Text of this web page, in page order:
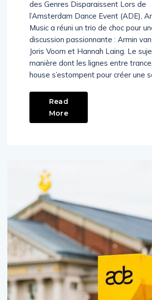
des Genres Disparaissent Lors de
l’Amsterdam Dance Event (ADE),
Music a réuni un trio de choc pour
discussion passionnante : Armin
Joris Voorn et Hannah Laing. Le
manière dont les lignes entre
house s’estompent pour créer une
Read
More